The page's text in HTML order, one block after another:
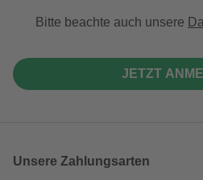
Bitte beachte auch unsere
JETZT
Unsere Zahlungsarten